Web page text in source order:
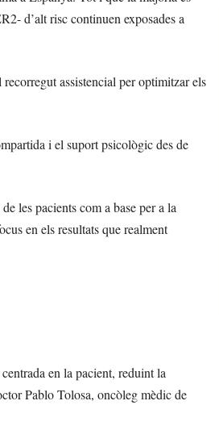
d’alt risc continuen exposades a
assistencial per optimitzar els
i el suport psicològic des de
les pacients com a base per a la
en els resultats que realment
en la pacient, reduint la
Pablo Tolosa, oncòleg mèdic de